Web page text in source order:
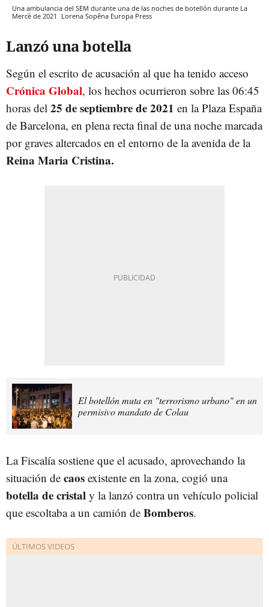
Una ambulancia del SEM durante una de las noches de botellón durante La
Mercè de 2021
Lorena Sopêna Europa Press
Lanzó una botella
Según el escrito de acusación al que ha tenido acceso
Crónica Global, los hechos ocurrieron sobre las 06:45
horas del 25 de septiembre de 2021 en la Plaza España
de Barcelona, en plena recta final de una noche marcada
por graves altercados en el entorno de la avenida de la
Reina Maria Cristina.
El botellón muta en "terrorismo urbano" en un
permisivo mandato de Colau
La Fiscalía sostiene que el acusado, aprovechando la
situación de caos existente en la zona, cogió una
botella de cristal y la lanzó contra un vehículo policial
que escoltaba a un camión de Bomberos.